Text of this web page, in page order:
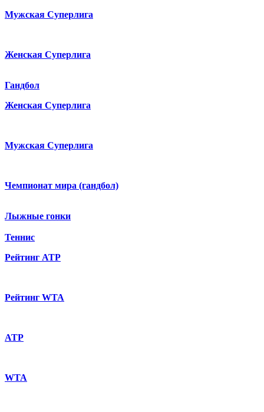
Мужская Суперлига
Женская Суперлига
Гандбол
Женская Суперлига
Мужская Суперлига
Чемпионат мира (гандбол)
Лыжные гонки
Теннис
Рейтинг ATP
Рейтинг WTA
ATP
WTA